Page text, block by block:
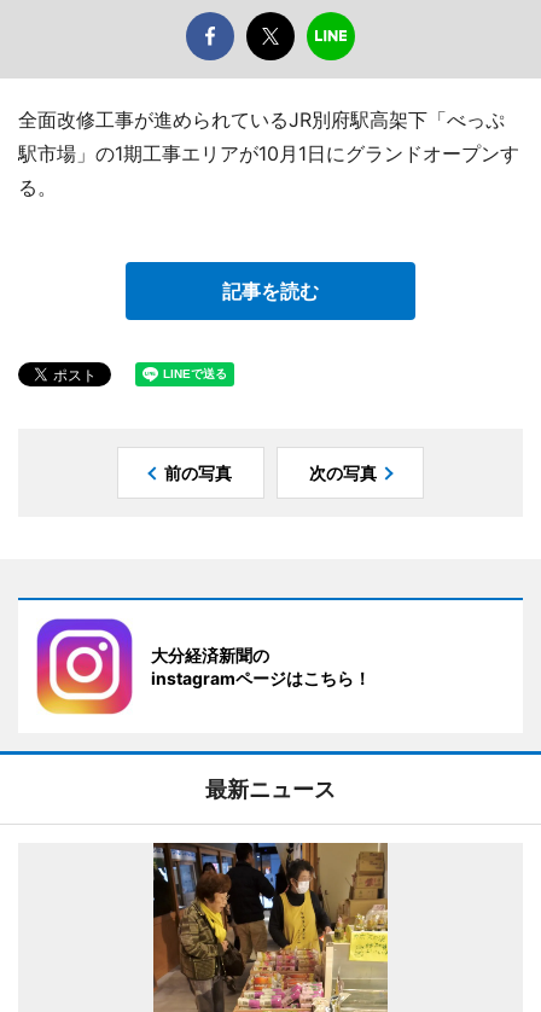
全面改修工事が進められているJR別府駅高架下「べっぷ
駅市場」の1期工事エリアが10月1日にグランドオープンす
る。
記事を読む
前の写真 次の写真
大分経済新聞の
instagramページはこちら！
最新ニュース